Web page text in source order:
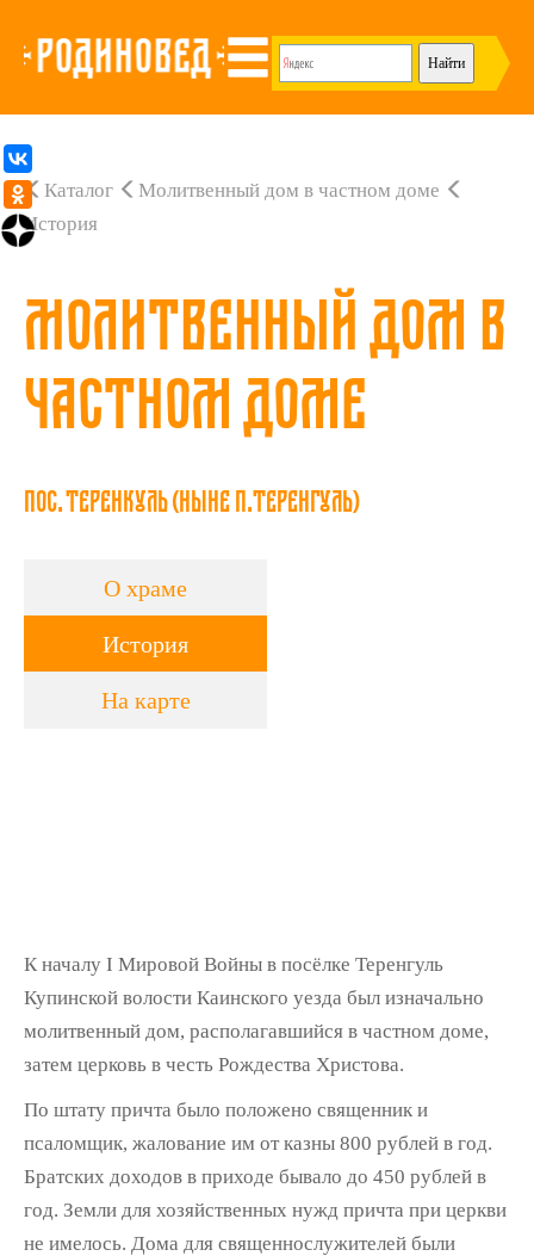
Каталог
Молитвенный дом в частном доме
История
Молитвенный дом в
частном доме
пос. Теренкуль (ныне п.Теренгуль)
О храме
История
На карте
К началу I Мировой Войны в посёлке Теренгуль
Купинской волости Каинского уезда был изначально
молитвенный дом, располагавшийся в частном доме,
затем церковь в честь Рождества Христова.
По штату причта было положено священник и
псаломщик, жалование им от казны 800 рублей в год.
Братских доходов в приходе бывало до 450 рублей в
год. Земли для хозяйственных нужд причта при церкви
не имелось. Дома для священнослужителей были